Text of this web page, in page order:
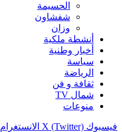
الحسيمة
شفشاون
وزان
أنشطة ملكية
أخبار وطنية
سياسة
الرياضة
ثقافة و فن
شمال TV
منوعات
فيسبوك X (Twitter) الانستغرام